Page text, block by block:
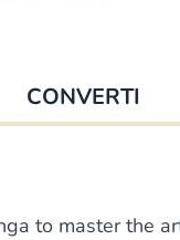
CONVERTI
to master the